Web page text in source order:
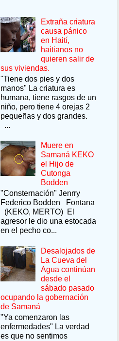
Extraña criatura
causa pánico
en Haití,
haitianos no
quieren salir de
sus viviendas.
"Tiene dos pies y dos
manos" La criatura es
humana, tiene rasgos de un
niño, pero tiene 4 orejas 2
pequeñas y dos grandes.
...
Muere en
Samaná KEKO
el Hijo de
Cutonga
Bodden
"Consternación" Jenrry
Federico Bodden Fontana
(KEKO, MERTO) El
agresor le dio una estocada
en el pecho co...
Desalojados de
La Cueva del
Agua continúan
desde el
sábado pasado
ocupando la gobernación
de Samaná
"Ya comenzaron las
enfermedades" La verdad
es que no sentimos